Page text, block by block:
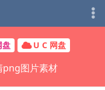
盘 U C 网盘
png图片素材